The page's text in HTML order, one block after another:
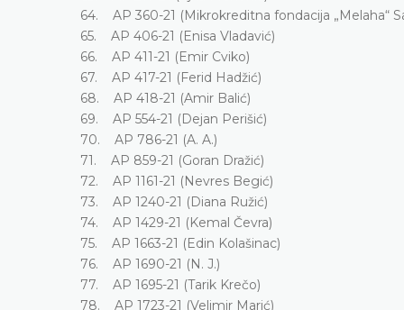
64. AP 360-21 (Mikrokreditna fondacija „Melaha“
65. AP 406-21 (Enisa Vladavić)
66. AP 411-21 (Emir Cviko)
67. AP 417-21 (Ferid Hadžić)
68. AP 418-21 (Amir Balić)
69. AP 554-21 (Dejan Perišić)
70. AP 786-21 (A. A.)
71. AP 859-21 (Goran Dražić)
72. AP 1161-21 (Nevres Begić)
73. AP 1240-21 (Diana Ružić)
74. AP 1429-21 (Kemal Čevra)
75. AP 1663-21 (Edin Kolašinac)
76. AP 1690-21 (N. J.)
77. AP 1695-21 (Tarik Krečo)
78. AP 1723-21 (Velimir Marić)